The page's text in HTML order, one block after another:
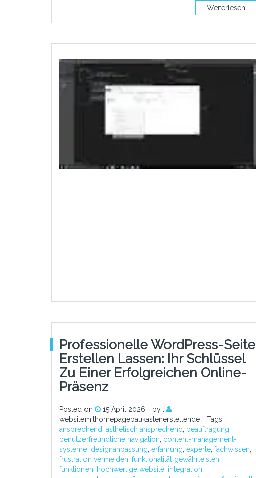
Weiterlesen
Professionelle WordPress-Seite
Erstellen Lassen: Ihr Schlüssel
Zu Einer Erfolgreichen Online-
Präsenz
Posted on 15 April 2026
by :
websitemithomepagebaukastenerstellende
Tags:
ansprechend ästhetisch ansprechend beauftragung
benutzerfreundliche navigation content-management-
systeme designanpassung erfahrung experte fachwissen
frustration vermeiden funktionalität gewährleisten
funktionen
hochwertige website integration